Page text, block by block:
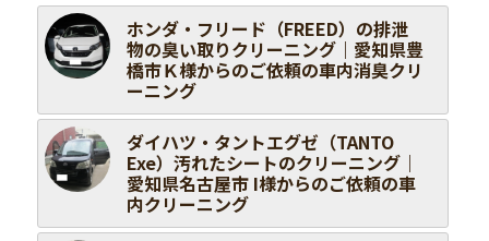
ホンダ・フリード（FREED）の排泄
物の臭い取りクリーニング｜愛知県豊
橋市Ｋ様からのご依頼の車内消臭クリ
ーニング
ダイハツ・タントエグゼ（TANTO
Exe）汚れたシートのクリーニング｜
愛知県名古屋市 I様からのご依頼の車
内クリーニング